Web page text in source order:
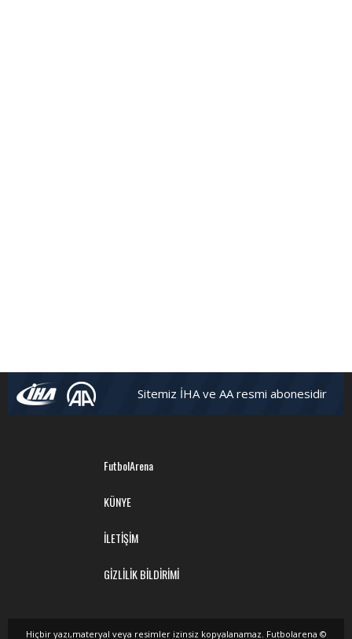
Sitemiz İHA ve AA resmi abonesidir
FutbolArena
KÜNYE
İLETİŞİM
GİZLİLİK BİLDİRİMİ
Hiçbir yazı,materyal veya resimler izinsiz kopyalanamaz. Futbolarena ©